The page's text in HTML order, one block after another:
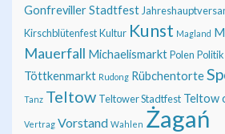
Gonfreviller Stadtfest
KirschblütenfestKultur Kunst Magland
Mauerfall MichaelismarktPolen Politik
Töttkenmarkt Rudong Rübchentorte
Tanz Teltow Teltower Stadtfest Teltow
Vertrag Vorstand Wahlen Żagań